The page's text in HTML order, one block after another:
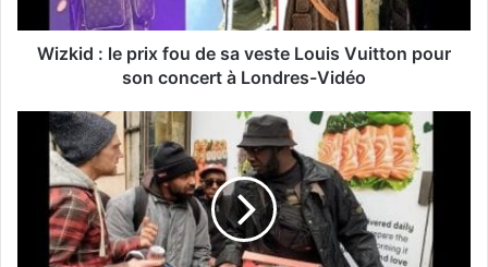
Wizkid : le prix fou de sa veste Louis Vuitton pour
son concert à Londres-Vidéo